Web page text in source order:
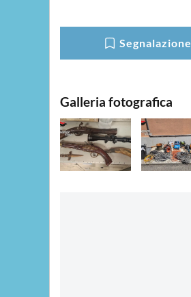
Segnalazione
Galleria fotografica